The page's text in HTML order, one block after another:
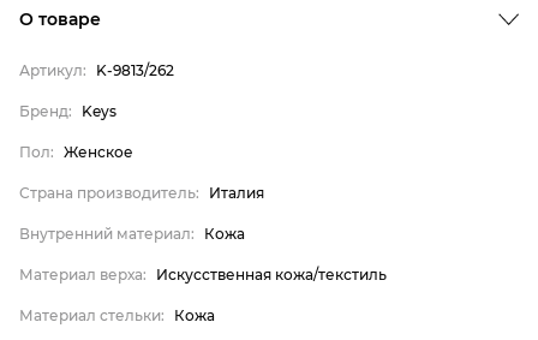
Бренд
Пол
Страна производитель
Внутренний материал
Материал верха
Материал стельки
О товаре
Артикул: K-9813/262
Бренд: Keys
Пол: Женское
Страна производитель: Италия
Внутренний материал: Кожа
Материал верха: Искусственная кожа/текстиль
Материал стельки: Кожа